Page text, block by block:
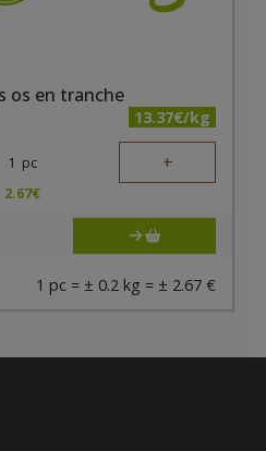
os en tranche
13.37€/kg
1 pc +
2.67€
1 pc = ± 0.2 kg = ± 2.67 €